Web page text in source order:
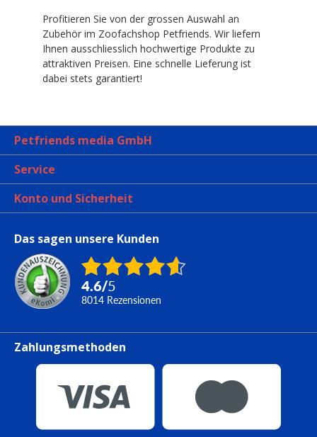
Profitieren Sie von der grossen Auswahl an
Zubehör im Zoofachshop Petfriends. Wir liefern
Ihnen ausschliesslich hochwertige Produkte zu
attraktiven Preisen. Eine schnelle Lieferung ist
dabei stets garantiert!
Petfriends media GmbH
Service
Konto und Sicherheit
Das sagen unsere Kunden
4.6/5
8014 Rezensionen
Zahlungsmethoden